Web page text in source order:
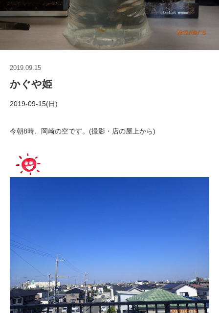
2019.09.15
かぐや姫
2019-09-15(日)
今朝8時、岡崎の空です。(撮影・店の屋上から)